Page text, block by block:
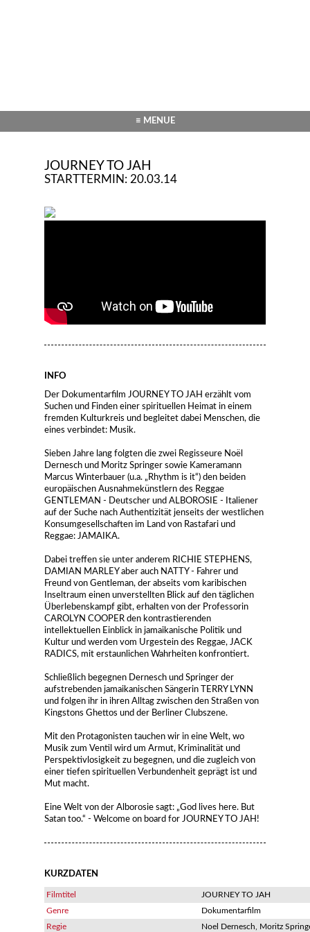
≡ MENUE
JOURNEY TO JAH
STARTTERMIN: 20.03.14
INFO
Der Dokumentarfilm JOURNEY TO JAH erzählt vom
Suchen und Finden einer spirituellen Heimat in einem
fremden Kulturkreis und begleitet dabei Menschen, die
eines verbindet: Musik.
Sieben Jahre lang folgten die zwei Regisseure Noël
Dernesch und Moritz Springer sowie Kameramann
Marcus Winterbauer (u.a. „Rhythm is it“) den beiden
europäischen Ausnahmekünstlern des Reggae
GENTLEMAN - Deutscher und ALBOROSIE - Italiener
auf der Suche nach Authentizität jenseits der westlichen
Konsumgesellschaften im Land von Rastafari und
Reggae: JAMAIKA.
Dabei treffen sie unter anderem RICHIE STEPHENS,
DAMIAN MARLEY aber auch NATTY - Fahrer und
Freund von Gentleman, der abseits vom karibischen
Inseltraum einen unverstellten Blick auf den täglichen
Überlebenskampf gibt, erhalten von der Professorin
CAROLYN COOPER den kontrastierenden
intellektuellen Einblick in jamaikanische Politik und
Kultur und werden vom Urgestein des Reggae, JACK
RADICS, mit erstaunlichen Wahrheiten konfrontiert.
Schließlich begegnen Dernesch und Springer der
aufstrebenden jamaikanischen Sängerin TERRY LYNN
und folgen ihr in ihren Alltag zwischen den Straßen von
Kingstons Ghettos und der Berliner Clubszene.
Mit den Protagonisten tauchen wir in eine Welt, wo
Musik zum Ventil wird um Armut, Kriminalität und
Perspektivlosigkeit zu begegnen, und die zugleich von
einer tiefen spirituellen Verbundenheit geprägt ist und
Mut macht.
Eine Welt von der Alborosie sagt: „God lives here. But
Satan too.“ - Welcome on board for JOURNEY TO JAH!
KURZDATEN
Filmtitel
JOURNEY TO JAH
Genre
Dokumentarfilm
Regie
Noel Dernesch, Moritz